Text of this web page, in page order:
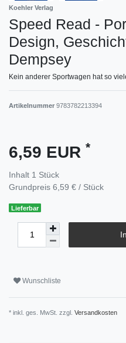
Koehler Verlag
Speed Read -
Design,
Dempsey
Kein anderer Sportwagen hat so
Artikelnummer 9783782213394
6,59 EUR *
Inhalt 1 Stück
Grundpreis 6,59 € / Stück
Lieferbar
Wunschliste
* inkl. ges. MwSt. zzgl. Versandkosten